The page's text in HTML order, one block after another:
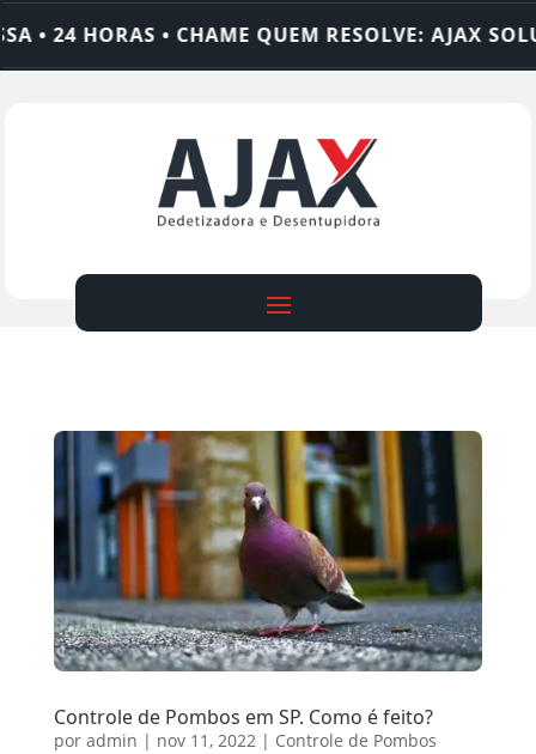
HORAS • CHAME QUEM RESOLVE: AJAX
Controle de Pombos em SP. Como é feito?
por admin | nov 11, 2022| Controle de Pombos